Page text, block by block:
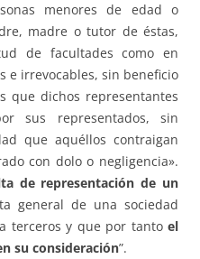
menores de edad o
madre o tutor de éstas,
de facultades como en
e irrevocables, sin beneficio
que dichos representantes
sus representados, sin
que aquéllos contraigan
con dolo o negligencia».
de representación de un
general de una sociedad
terceros y que por tanto el
su consideración”.